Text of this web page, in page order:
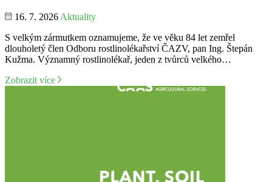
16. 7. 2026 Aktuality
S velkým zármutkem oznamujeme, že ve věku 84 let zemřel
dlouholetý člen Odboru rostlinolékařství ČAZV, pan Ing. Štepán
Kužma. Významný rostlinolékař, jeden z tvůrců velkého…
Zobrazit více